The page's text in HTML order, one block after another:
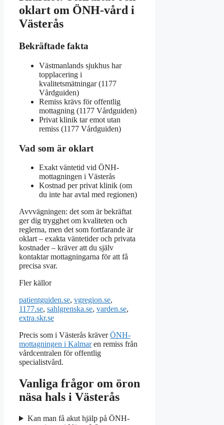
oklart om ÖNH-vård i
Västerås
Bekräftade fakta
Västmanlands sjukhus har
topplacering i
kvalitetsmätningar (1177
Vårdguiden)
Remiss krävs för offentlig
mottagning (1177 Vårdguiden)
Privat klinik tar emot utan
remiss (1177 Vårdguiden)
Vad som är oklart
Exakt väntetid vid ÖNH-
mottagningen i Västerås
Kostnad per privat klinik (om
du inte har avtal med regionen)
Avvvägningen: det som är bekräftat
ger dig trygghet om kvaliteten och
reglerna, men det som fortfarande är
oklart – exakta väntetider och privata
kostnader – kräver att du själv
kontaktar mottagningarna för att få
precisa svar.
Fler källor
patientguiden.se, vgregion.se,
1177.se, sahlgrenska.se, varden.se,
extra.skr.se
Precis som i Västerås kräverÖNH-
mottagningen i Kalmaren remiss från
vårdcentralen för offentlig
specialistvård.
Vanliga frågor om öron
näsa hals i Västerås
Kan man få akut hjälp på ÖNH-